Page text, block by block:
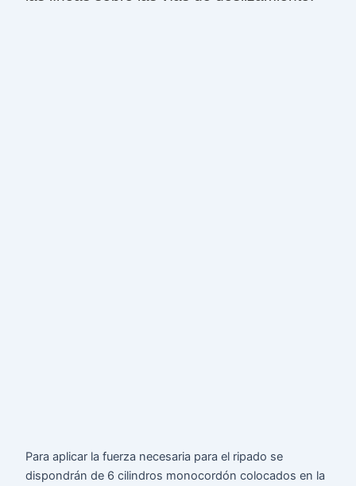
Para aplicar la fuerza necesaria para el ripado se
dispondrán de 6 cilindros monocordón colocados en la